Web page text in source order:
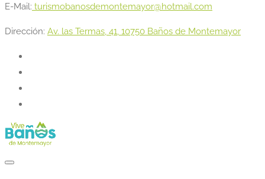
E-Mail: turismobanosdemontemayor@hotmail.com
Dirección: Av. las Termas, 41, 10750 Baños de Montemayor